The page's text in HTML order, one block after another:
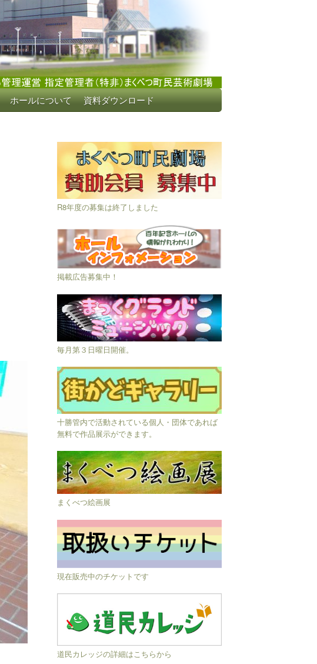
ホールについて 資料ダウンロード
R8年度の募集は終了しました
掲載広告募集中！
毎月第３日曜日開催。
十勝管内で活動されている個人・団体であれば
無料で作品展示ができます。
まくべつ絵画展
現在販売中のチケットです
道民カレッジの詳細はこちらから